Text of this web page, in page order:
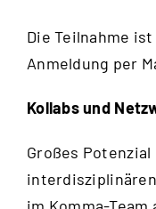
Die Teilnahme
Anmeldung per
Kollabs und
Großes